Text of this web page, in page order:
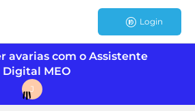
Login
avarias com o Assistente
Digital MEO
J